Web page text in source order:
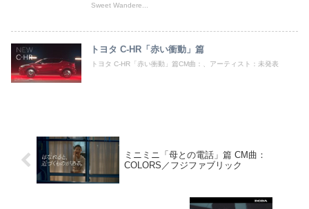
Sweet Wandere...
トヨタ C-HR「赤い衝動」篇
トヨタ C-HR「赤い衝動」篇CM曲：、アーティスト：未発表
ミニミニ「母との電話」篇 CM曲：
COLORS／フジファブリック